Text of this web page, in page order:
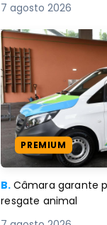
7 agosto 2026
PREMIUM
B. Câmara garante
resgate animal